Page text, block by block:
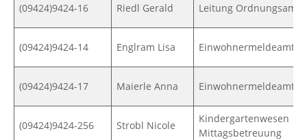
(09424)9424-16 Riedl Gerald Leitung Ordnungsamt
(09424)9424-14 Englram Lisa Einwohnermeldeamt
(09424)9424-17 Maierle Anna Einwohnermeldeamt
(09424)9424-256 Strobl Nicole
Kindergartenwesen
Mittagsbetreuung